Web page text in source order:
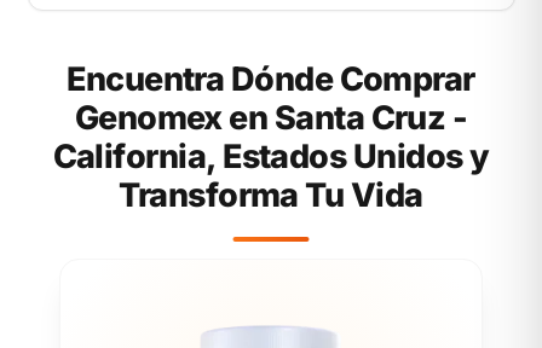
Encuentra Dónde Comprar
Genomex en Santa Cruz -
California, Estados Unidos y
Transforma Tu Vida